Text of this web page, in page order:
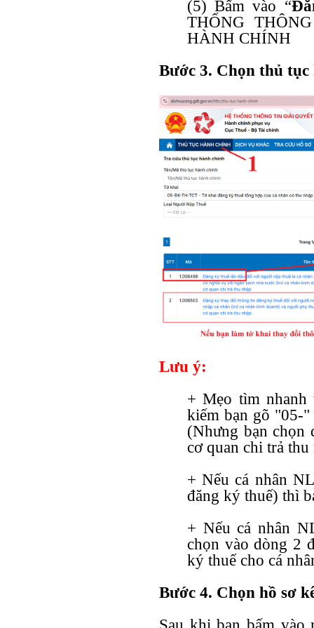
(5) Bấm vào “
THỐNG
HÀNH CHÍNH
Bước 3. Chọn thủ
Lưu ý:
+ Mẹo tìm
kiếm bạn gõ "05-
(Nhưng bạn chọn
cơ quan chi trả thu
+ Nếu cá nhân
đăng ký thuế) thì
+ Nếu cá nhân
chọn vào dòng 2
ký thuế cho cá
Bước 4. Chọn hồ sơ